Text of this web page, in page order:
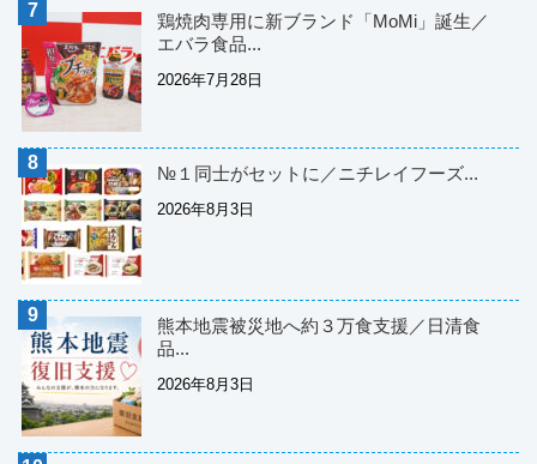
鶏焼肉専用に新ブランド「MoMi」誕生／
エバラ食品...
2026年7月28日
№１同士がセットに／ニチレイフーズ...
2026年8月3日
熊本地震被災地へ約３万食支援／日清食
品...
2026年8月3日